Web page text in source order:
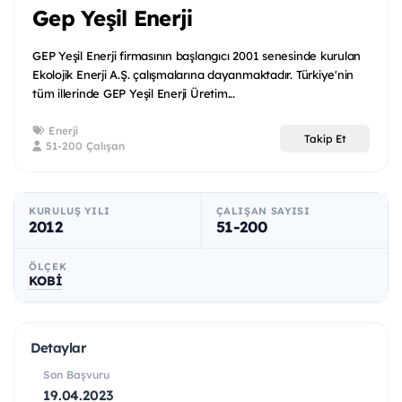
Gep Yeşil Enerji
GEP Yeşil Enerji firmasının başlangıcı 2001 senesinde kurulan
Ekolojik Enerji A.Ş. çalışmalarına dayanmaktadır. Türkiye'nin
tüm illerinde GEP Yeşil Enerji Üretim...
Enerji
51-200 Çalışan
Takip Et
KURULUŞ YILI
2012
ÇALIŞAN SAYISI
51-200
ÖLÇEK
KOBİ
Detaylar
Son Başvuru
19.04.2023